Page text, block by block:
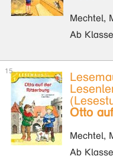
Mechtel,
Ab
Otto
Mechtel,
Ab